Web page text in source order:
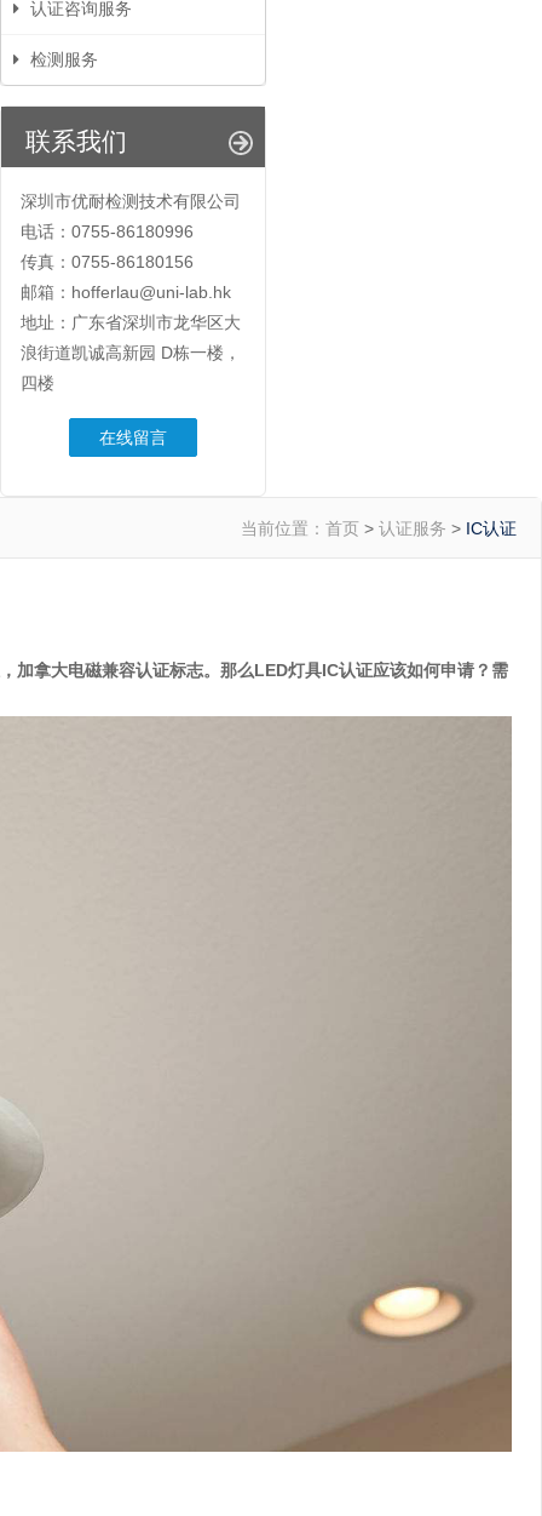
认证咨询服务
检测服务
联系我们
深圳市优耐检测技术有限公司
电话：0755-86180996
传真：0755-86180156
邮箱：hofferlau@uni-lab.hk
地址：广东省深圳市龙华区大
浪街道凯诚高新园 D栋一楼，
四楼
在线留言
当前位置： 首页 > 认证服务 > IC认证
拿大电磁兼容认证标志。那么LED灯具IC认证应该如何申请？需